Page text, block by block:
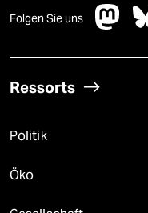
Folgen Sie uns
Ressorts
Politik
Öko